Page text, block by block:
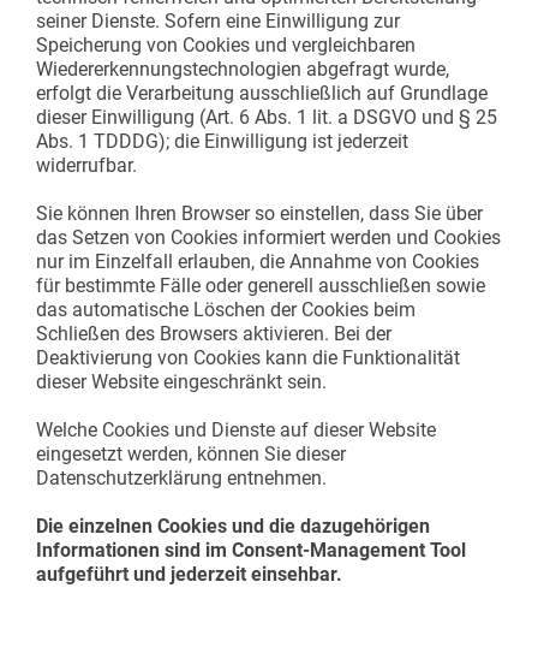
seiner Dienste. Sofern eine Einwilligung zur
Speicherung von Cookies und vergleichbaren
Wiedererkennungstechnologien abgefragt wurde,
erfolgt die Verarbeitung ausschließlich auf Grundlage
dieser Einwilligung (Art. 6 Abs. 1 lit. a DSGVO und § 25
Abs. 1 TDDDG); die Einwilligung ist jederzeit
widerrufbar.
Sie können Ihren Browser so einstellen, dass Sie über
das Setzen von Cookies informiert werden und Cookies
nur im Einzelfall erlauben, die Annahme von Cookies
für bestimmte Fälle oder generell ausschließen sowie
das automatische Löschen der Cookies beim
Schließen des Browsers aktivieren. Bei der
Deaktivierung von Cookies kann die Funktionalität
dieser Website eingeschränkt sein.
Welche Cookies und Dienste auf dieser Website
eingesetzt werden, können Sie dieser
Datenschutzerklärung entnehmen.
Die einzelnen Cookies und die dazugehörigen
Informationen sind im Consent-Management Tool
aufgeführt und jederzeit einsehbar.